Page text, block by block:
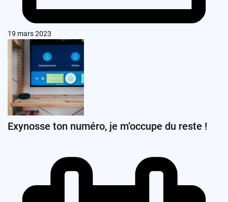
19 mars 2023
Exynosse ton numéro, je m’occupe du reste !